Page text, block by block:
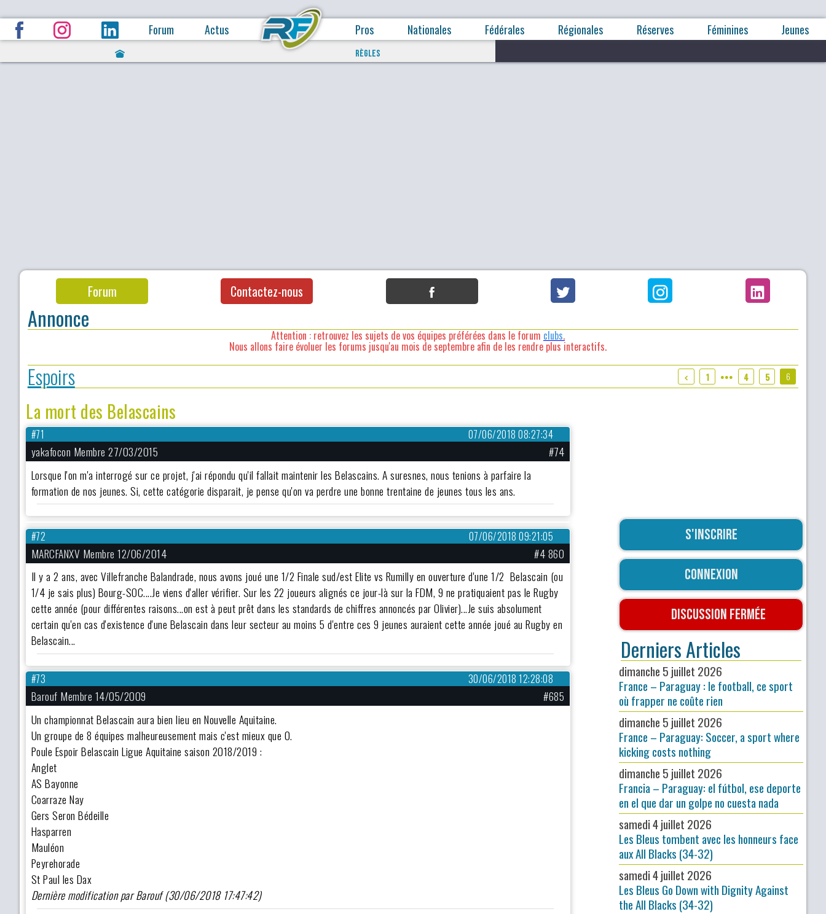
Forum Actus Pros Nationales Fédérales Régionales Réserves Féminines Jeunes
RÈGLES
Forum Contactez-nous
Annonce
Attention : retrouvez les sujets de vos équipes préférées dans le forum clubs.
Nous allons faire évoluer les forums jusqu'au mois de septembre afin de les rendre plus interactifs.
Espoirs 1 ●●● 4 5 6
La mort des Belascains
07/06/2018 08:27:34
#71
yakafocon Membre 27/03/2015
#74
Lorsque l'on m'a interrogé sur ce projet, j'ai répondu qu'il fallait maintenir les Belascains. A suresnes, nous tenions à parfaire la
formation de nos jeunes. Si, cette catégorie disparait, je pense qu'on va perdre une bonne trentaine de jeunes tous les ans.
07/06/2018 09:21:05
#72
MARCFANXV Membre 12/06/2014
#4 860
Il y a 2 ans, avec Villefranche Balandrade, nous avons joué une 1/2 Finale sud/est Elite vs Rumilly en ouverture d'une 1/2 Belascain (ou
1/4 je sais plus) Bourg-SOC....Je viens d'aller vérifier. Sur les 22 joueurs alignés ce jour-là sur la FDM, 9 ne pratiquaient pas le Rugby
cette année (pour différentes raisons...on est à peut prêt dans les standards de chiffres annoncés par Olivier)...Je suis absolument
certain qu'en cas d'existence d'une Belascain dans leur secteur au moins 5 d'entre ces 9 jeunes auraient cette année joué au Rugby en
Belascain...
30/06/2018 12:28:08
#73
Barouf Membre 14/05/2009
#685
Un championnat Belascain aura bien lieu en Nouvelle Aquitaine.
Un groupe de 8 équipes malheureusement mais c'est mieux que 0.
Poule Espoir Belascain Ligue Aquitaine saison 2018/2019 :
Anglet
AS Bayonne
Coarraze Nay
Gers Seron Bédeille
Hasparren
Mauléon
Peyrehorade
St Paul les Dax
Dernière modification par Barouf (30/06/2018 17:47:42)
S'inscrire
Connexion
Discussion fermée
Derniers Articles
dimanche 5 juillet 2026
France – Paraguay : le football, ce sport
où frapper ne coûte rien
dimanche 5 juillet 2026
France – Paraguay: Soccer, a sport where
kicking costs nothing
dimanche 5 juillet 2026
Francia – Paraguay: el fútbol, ese deporte
en el que dar un golpe no cuesta nada
samedi 4 juillet 2026
Les Bleus tombent avec les honneurs face
aux All Blacks (34-32)
samedi 4 juillet 2026
Les Bleus Go Down with Dignity Against
the All Blacks (34-32)